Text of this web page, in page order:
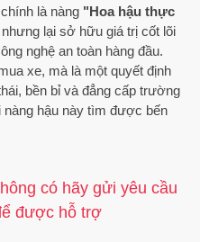
có hãy gửi yêu cầu
được hỗ trợ
là nàng "Hoa hậu thực
lại sở hữu giá trị cốt lõi
nghệ an toàn hàng đầu.
xe, mà là một quyết định
bền bỉ và đẳng cấp trường
hậu này tìm được bến